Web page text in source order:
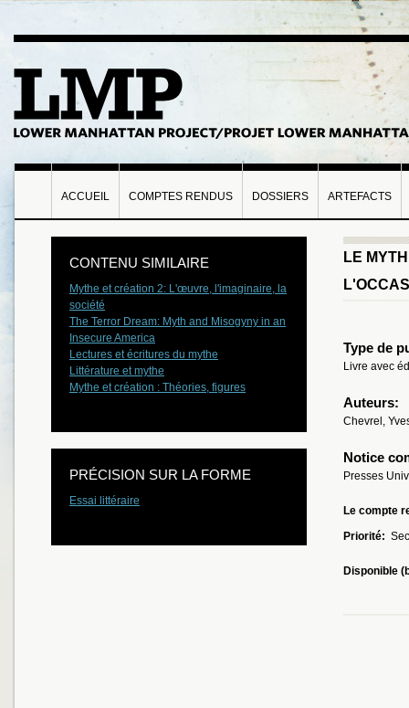
ACCUEIL COMPTES RENDUS DOSSIERS ARTEFACTS
LE
Type de
Livre avec
Auteurs:
Chevrel,
Notice
Presses
Le compte
Priorité:
Disponible
CONTENU SIMILAIRE
Mythe et création 2: L'œuvre, l'imaginaire, la
société
The Terror Dream: Myth and Misogyny in an
Insecure America
Lectures et écritures du mythe
Littérature et mythe
Mythe et création : Théories, figures
PRÉCISION SUR LA FORME
Essai littéraire